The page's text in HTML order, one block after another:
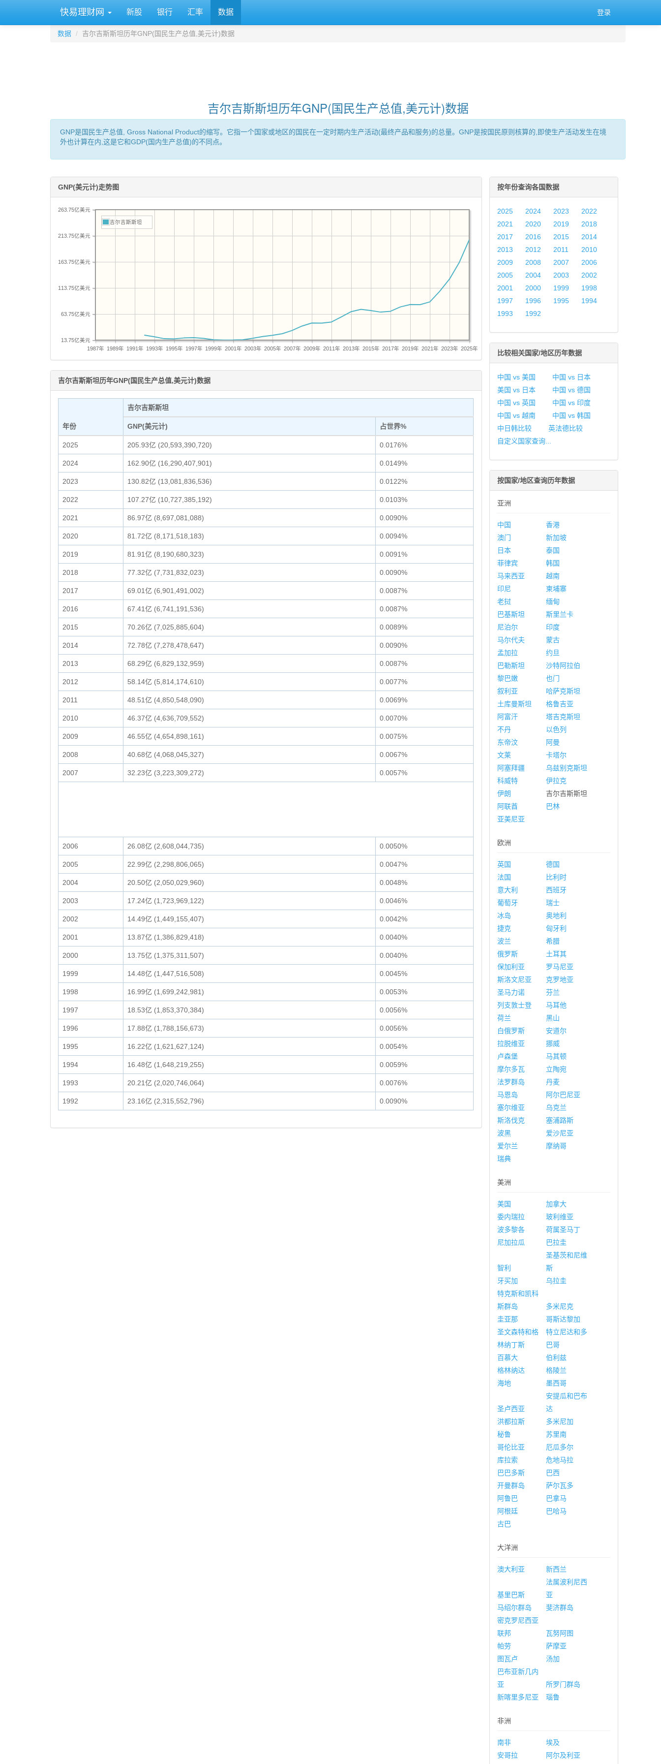
快易理财网 新股 银行 汇率 数据 登录
数据 吉尔吉斯斯坦历年GNP(国民生产总值,美元计)数据
吉尔吉斯斯坦历年GNP(国民生产总值,美元计)数据
GNP是国民生产总值, Gross National Product的缩写。它指一个国家或地区的国民在一定时期内生产活动(最终产品和服务)的总量。GNP是按国民原则核算的,即使生产活动发生在境
外也计算在内,这是它和GDP(国内生产总值)的不同点。
GNP(美元计)走势图
1987年 1989年 1991年 1993年 1995年 1997年 1999年 2001年 2003年 2005年 2007年 2009年 2011年 2013年 2015年 2017年 2019年 2021年 2023年 2025年
13.75亿美元
63.75亿美元
113.75亿美元
163.75亿美元
213.75亿美元
263.75亿美元
吉尔吉斯斯坦
吉尔吉斯斯坦历年GNP(国民生产总值,美元计)数据
年份
吉尔吉斯斯坦
GNP(美元计) 占世界%
2025 205.93亿 (20,593,390,720) 0.0176%
2024 162.90亿 (16,290,407,901) 0.0149%
2023 130.82亿 (13,081,836,536) 0.0122%
2022 107.27亿 (10,727,385,192) 0.0103%
2021 86.97亿 (8,697,081,088) 0.0090%
2020 81.72亿 (8,171,518,183) 0.0094%
2019 81.91亿 (8,190,680,323) 0.0091%
2018 77.32亿 (7,731,832,023) 0.0090%
2017 69.01亿 (6,901,491,002) 0.0087%
2016 67.41亿 (6,741,191,536) 0.0087%
2015 70.26亿 (7,025,885,604) 0.0089%
2014 72.78亿 (7,278,478,647) 0.0090%
2013 68.29亿 (6,829,132,959) 0.0087%
2012 58.14亿 (5,814,174,610) 0.0077%
2011 48.51亿 (4,850,548,090) 0.0069%
2010 46.37亿 (4,636,709,552) 0.0070%
2009 46.55亿 (4,654,898,161) 0.0075%
2008 40.68亿 (4,068,045,327) 0.0067%
2007 32.23亿 (3,223,309,272) 0.0057%
2006 26.08亿 (2,608,044,735) 0.0050%
2005 22.99亿 (2,298,806,065) 0.0047%
2004 20.50亿 (2,050,029,960) 0.0048%
2003 17.24亿 (1,723,969,122) 0.0046%
2002 14.49亿 (1,449,155,407) 0.0042%
2001 13.87亿 (1,386,829,418) 0.0040%
2000 13.75亿 (1,375,311,507) 0.0040%
1999 14.48亿 (1,447,516,508) 0.0045%
1998 16.99亿 (1,699,242,981) 0.0053%
1997 18.53亿 (1,853,370,384) 0.0056%
1996 17.88亿 (1,788,156,673) 0.0056%
1995 16.22亿 (1,621,627,124) 0.0054%
1994 16.48亿 (1,648,219,255) 0.0059%
1993 20.21亿 (2,020,746,064) 0.0076%
1992 23.16亿 (2,315,552,796) 0.0090%
按年份查询各国数据
2025 2024 2023
2022
2021
2020 2019
2018
2017
2016 2015
2014
2013
2012 2011
2010
2009
2008 2007
2006
2005
2004 2003
2002
2001
2000 1999
1998
1997
1996 1995
1994
1993
1992
比较相关国家/地区历年数据
中国 vs 美国
中国 vs 日本
美国 vs 日本
中国 vs 德国
中国 vs 英国
中国 vs 印度
中国 vs 越南
中国 vs 韩国
中日韩比较
英法德比较
自定义国家查询...
按国家/地区查询历年数据
亚洲
中国
香港
澳门
新加坡
日本
泰国
菲律宾
韩国
马来西亚
越南
印尼
柬埔寨
老挝
缅甸
巴基斯坦
斯里兰卡
尼泊尔
印度
马尔代夫
蒙古
孟加拉
约旦
巴勒斯坦
沙特阿拉伯
黎巴嫩
也门
叙利亚
哈萨克斯坦
土库曼斯坦
格鲁吉亚
阿富汗
塔吉克斯坦
不丹
以色列
东帝汶
阿曼
文莱
卡塔尔
阿塞拜疆
乌兹别克斯坦
科威特
伊拉克
伊朗
吉尔吉斯斯坦
阿联酋
巴林
亚美尼亚
欧洲
英国
德国
法国
比利时
意大利
西班牙
葡萄牙
瑞士
冰岛
奥地利
捷克
匈牙利
波兰
希腊
俄罗斯
土耳其
保加利亚
罗马尼亚
斯洛文尼亚
克罗地亚
圣马力诺
芬兰
列支敦士登
马耳他
荷兰
黑山
白俄罗斯
安道尔
拉脱维亚
挪威
卢森堡
马其顿
摩尔多瓦
立陶宛
法罗群岛
丹麦
马恩岛
阿尔巴尼亚
塞尔维亚
乌克兰
斯洛伐克
塞浦路斯
波黑
爱沙尼亚
爱尔兰
摩纳哥
瑞典
美洲
美国
加拿大
委内瑞拉
玻利维亚
波多黎各
荷属圣马丁
尼加拉瓜
巴拉圭
智利
圣基茨和尼维
斯
牙买加
乌拉圭
特克斯和凯科
斯群岛
多米尼克
圭亚那
哥斯达黎加
圣文森特和格
林纳丁斯
特立尼达和多
巴哥
百慕大
伯利兹
格林纳达
格陵兰
海地
墨西哥
圣卢西亚
安提瓜和巴布
达
洪都拉斯
多米尼加
秘鲁
苏里南
哥伦比亚
厄瓜多尔
库拉索
危地马拉
巴巴多斯
巴西
开曼群岛
萨尔瓦多
阿鲁巴
巴拿马
阿根廷
巴哈马
古巴
大洋洲
澳大利亚 新西兰
基里巴斯
法属波利尼西
亚
马绍尔群岛
斐济群岛
密克罗尼西亚
联邦
瓦努阿图
帕劳
萨摩亚
图瓦卢
汤加
巴布亚新几内
亚
所罗门群岛
新喀里多尼亚
瑙鲁
非洲
南非
埃及
安哥拉
阿尔及利亚